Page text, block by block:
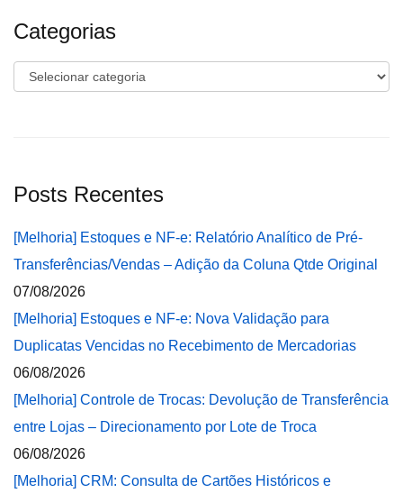
Categorias
Categorias
Posts Recentes
[Melhoria] Estoques e NF-e: Relatório Analítico de Pré-
Transferências/Vendas – Adição da Coluna Qtde Original
07/08/2026
[Melhoria] Estoques e NF-e: Nova Validação para
Duplicatas Vencidas no Recebimento de Mercadorias
06/08/2026
[Melhoria] Controle de Trocas: Devolução de Transferência
entre Lojas – Direcionamento por Lote de Troca
06/08/2026
[Melhoria] CRM: Consulta de Cartões Históricos e